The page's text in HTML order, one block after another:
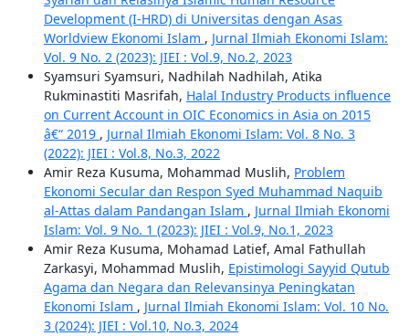
Development (I-HRD) di Universitas dengan Asas
Worldview Ekonomi Islam , Jurnal Ilmiah Ekonomi Islam:
Vol. 9 No. 2 (2023): JIEI : Vol.9, No.2, 2023
Syamsuri Syamsuri, Nadhilah Nadhilah, Atika
Rukminastiti Masrifah, Halal Industry Products influence
on Current Account in OIC Economics in Asia on 2015
â€“ 2019 , Jurnal Ilmiah Ekonomi Islam: Vol. 8 No. 3
(2022): JIEI : Vol.8, No.3, 2022
Amir Reza Kusuma, Mohammad Muslih, Problem
Ekonomi Secular dan Respon Syed Muhammad Naquib
al-Attas dalam Pandangan Islam , Jurnal Ilmiah Ekonomi
Islam: Vol. 9 No. 1 (2023): JIEI : Vol.9, No.1, 2023
Amir Reza Kusuma, Mohamad Latief, Amal Fathullah
Zarkasyi, Mohammad Muslih, Epistimologi Sayyid Qutub
Agama dan Negara dan Relevansinya Peningkatan
Ekonomi Islam , Jurnal Ilmiah Ekonomi Islam: Vol. 10 No.
3 (2024): JIEI : Vol.10, No.3, 2024